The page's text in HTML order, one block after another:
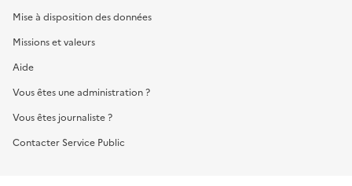
Mise à disposition des données
Missions et valeurs
Aide
Vous êtes une administration ?
Vous êtes journaliste ?
Contacter Service Public